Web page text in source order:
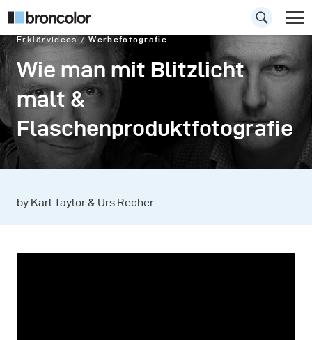
Erklärvideos Werbefotografie
Wie man mit Blitzlicht
malt &
Flaschenproduktfotografie
by Karl Taylor & Urs Recher